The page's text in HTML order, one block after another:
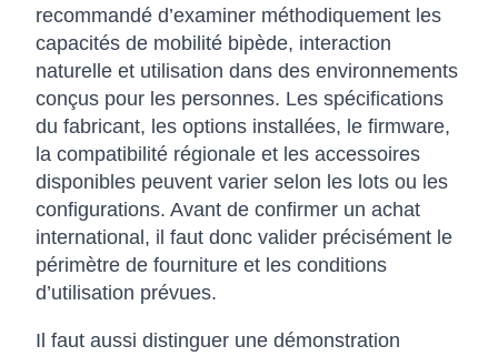
recommandé d’examiner méthodiquement les
capacités de mobilité bipède, interaction
naturelle et utilisation dans des environnements
conçus pour les personnes. Les spécifications
du fabricant, les options installées, le firmware,
la compatibilité régionale et les accessoires
disponibles peuvent varier selon les lots ou les
configurations. Avant de confirmer un achat
international, il faut donc valider précisément le
périmètre de fourniture et les conditions
d’utilisation prévues.
Il faut aussi distinguer une démonstration